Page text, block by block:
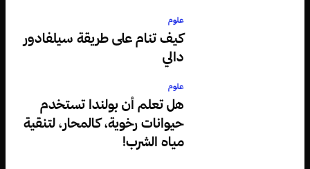
علوم
كيف تنام على طريقة سيلفادور
دالي
علوم
هل تعلم أن بولندا تستخدم
حيوانات رخوية، كالمحار، لتنقية
مياه الشرب!